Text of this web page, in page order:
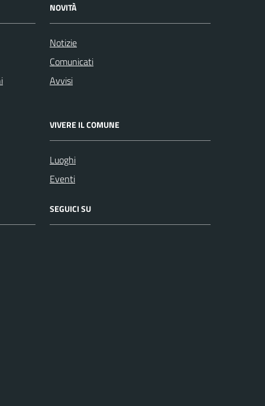
NOVITÀ
Notizie
Comunicati
Avvisi
VIVERE IL COMUNE
Luoghi
Eventi
SEGUICI SU